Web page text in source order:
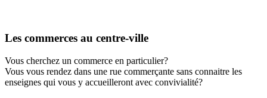
Les commerces au centre-ville
Vous cherchez un commerce en particulier?
Vous vous rendez dans une rue commerçante sans connaitre les
enseignes qui vous y accueilleront avec convivialité?